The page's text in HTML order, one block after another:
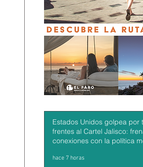
Estados Unidos golpea por
frentes al Cartel Jalisco:
conexiones con la política
hace 7 horas